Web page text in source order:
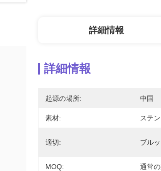
詳細情報
詳細情報
起源の場所: 中国
素材: ステ
適切: ブル
MOQ: 通常